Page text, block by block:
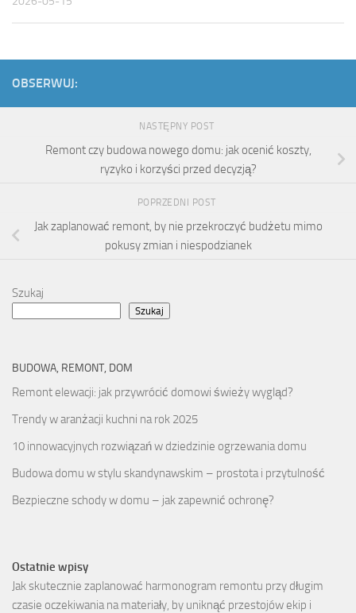
OBSERWUJ:
NASTĘPNY POST
Remont czy budowa nowego domu: jak ocenić koszty,
ryzyko i korzyści przed decyzją?
POPRZEDNI POST
Jak zaplanować remont, by nie przekroczyć budżetu mimo
pokusy zmian i niespodzianek
Szukaj
Szukaj
BUDOWA, REMONT, DOM
Remont elewacji: jak przywrócić domowi świeży wygląd?
Trendy w aranżacji kuchni na rok 2025
10 innowacyjnych rozwiązań w dziedzinie ogrzewania domu
Budowa domu w stylu skandynawskim – prostota i przytulność
Bezpieczne schody w domu – jak zapewnić ochronę?
Ostatnie wpisy
Jak skutecznie zaplanować harmonogram remontu przy długim
czasie oczekiwania na materiały, by uniknąć przestojów ekip i